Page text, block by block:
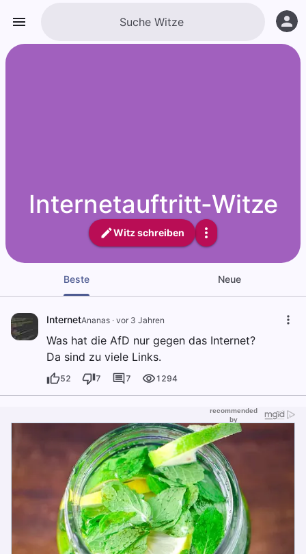
Internetauftritt-Witze
Witz schreiben
Beste Neue
InternetAnanas · vor 3 Jahren
Was hat die AfD nur gegen das Internet?
Da sind zu viele Links.
52 7 7 1294